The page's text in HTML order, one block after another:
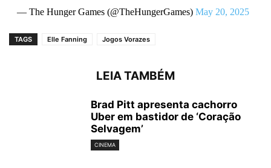
— The Hunger Games (@TheHungerGames) May 20, 2025
TAGS Elle Fanning Jogos Vorazes
LEIA TAMBÉM
Brad Pitt apresenta cachorro
Uber em bastidor de ‘Coração
Selvagem’
CINEMA